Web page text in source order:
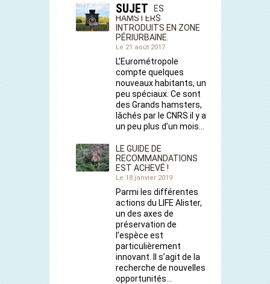
SUJET
LE SUIVI DES
HAMSTERS
INTRODUITS EN ZONE
PÉRIURBAINE.
Le 21 août 2017
L’Eurométropole
compte quelques
nouveaux habitants, un
peu spéciaux. Ce sont
des Grands hamsters,
lâchés par le CNRS il y a
un peu plus d’un mois…
LE GUIDE DE
RECOMMANDATIONS
EST ACHEVÉ !
Le 18 janvier 2019
Parmi les différentes
actions du LIFE Alister,
un des axes de
préservation de
l’espèce est
particulièrement
innovant. Il s’agit de la
recherche de nouvelles
opportunités…